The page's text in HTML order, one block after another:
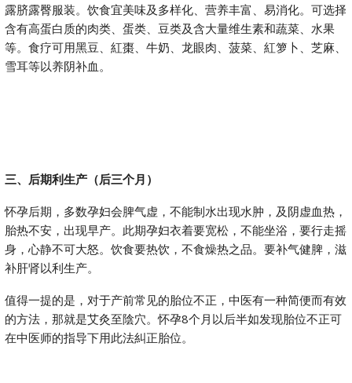
露脐露臀服装。饮食宜美味及多样化、营养丰富、易消化。可选择
含有高蛋白质的肉类、蛋类、豆类及含大量维生素和蔬菜、水果
等。食疗可用黑豆、紅棗、牛奶、龙眼肉、菠菜、紅箩卜、芝麻、
雪耳等以养阴补血。
三、后期利生产（后三个月）
怀孕后期，多数孕妇会脾气虚，不能制水出现水肿，及阴虚血热，
胎热不安，出现早产。此期孕妇衣着要宽松，不能坐浴，要行走摇
身，心静不可大怒。饮食要热饮，不食燥热之品。要补气健脾，滋
补肝肾以利生产。
值得一提的是，对于产前常见的胎位不正，中医有一种简便而有效
的方法，那就是艾灸至陰穴。怀孕8个月以后半如发现胎位不正可
在中医师的指导下用此法糾正胎位。